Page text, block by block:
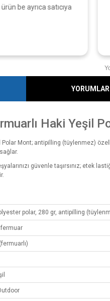
be ayrıca satıcıya
YORUMLAR
Haki Yeşil
Polar Mont; antipilling (tüylenmez)
güvenle taşırsınız; etek
polar, 280 gr, antipilling
fermuar